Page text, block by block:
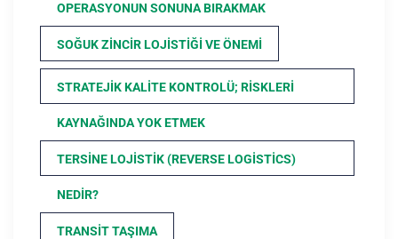
OPERASYONUN SONUNA BIRAKMAK
SOĞUK ZINCIR LOJISTIĞI VE ÖNEMI
STRATEJIK KALITE KONTROLÜ; RISKLERI
KAYNAĞINDA YOK ETMEK
TERSINE LOJISTIK (REVERSE LOGISTICS)
NEDIR?
TRANSIT TAŞIMA